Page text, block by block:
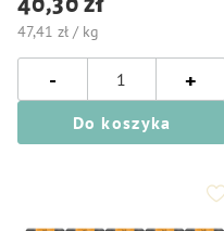
47,41 zł / kg
- +
Do koszyka